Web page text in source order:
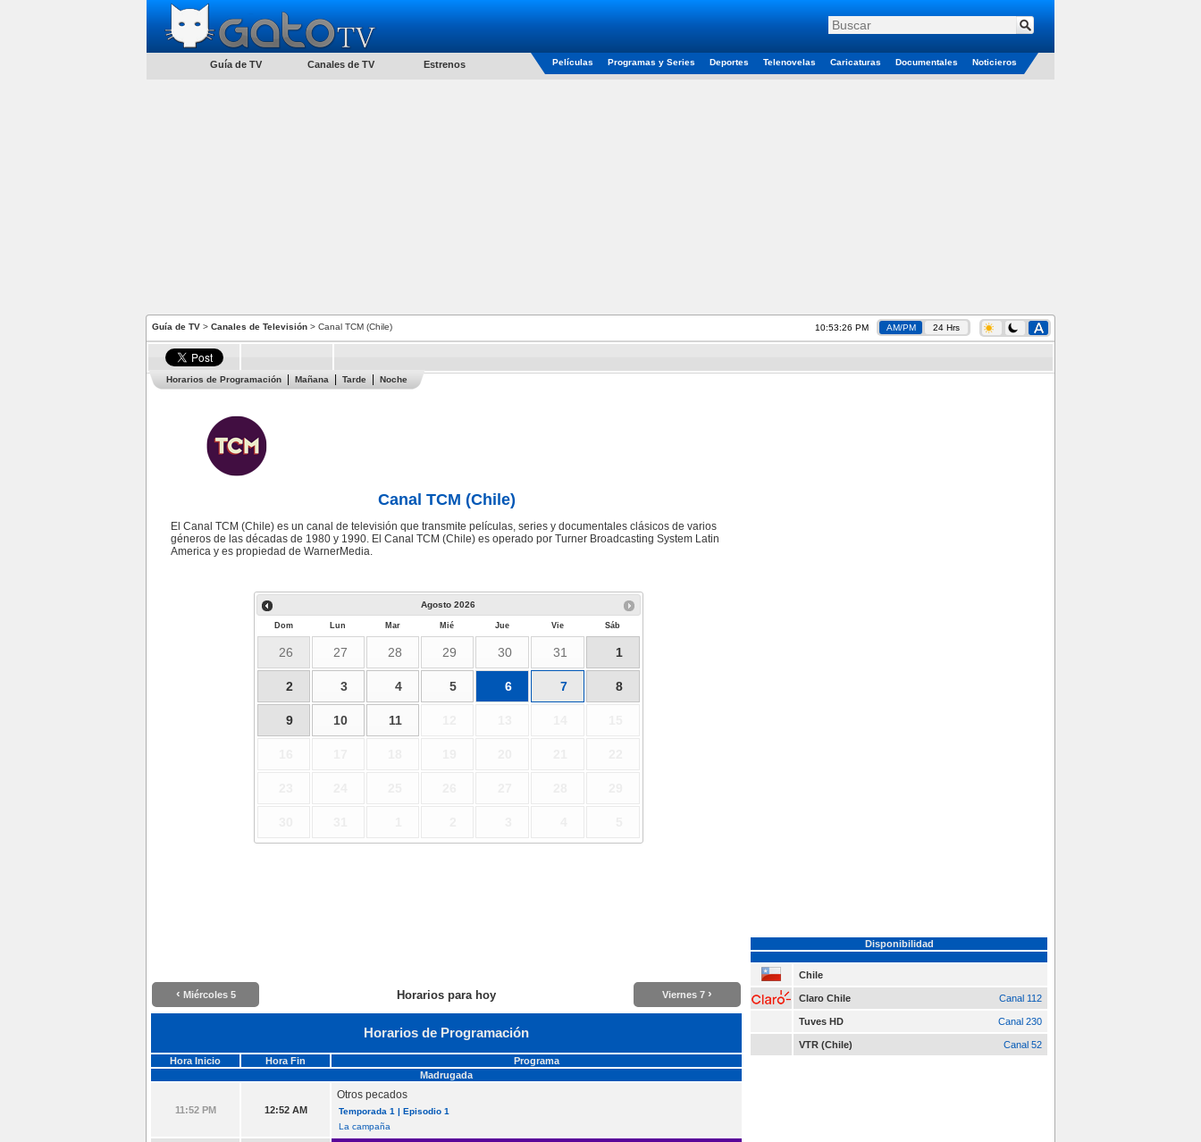
Guía de TV Canales de TV Estrenos Películas Programas y Series Deportes Telenovelas Caricaturas Documentales Noticieros
Guía de TV > Canales de Televisión > Canal TCM (Chile) 10:53:27 PM AM/PM 24 Hrs
Horarios de Programación Mañana Tarde Noche
Canal TCM (Chile)
El Canal TCM (Chile) es un canal de televisión que transmite películas, series y documentales clásicos de varios
géneros de las décadas de 1980 y 1990. El Canal TCM (Chile) es operado por Turner Broadcasting System Latin
America y es propiedad de WarnerMedia.
Agosto 2026
Dom Lun Mar Mié Jue Vie Sáb
26 27 28 29 30 31 1
2 3 4 5 6 7 8
9 10 11
‹ Miércoles 5 Horarios para hoy Viernes 7 ›
Horarios de Programación
Hora Inicio Hora Fin
Programa
Madrugada
11:52 PM 12:52 AM
Otros pecados
Temporada 1 | Episodio 1
La campaña
Disponibilidad
Chile
Claro Chile Canal 112
Tuves HD Canal 230
VTR (Chile) Canal 52